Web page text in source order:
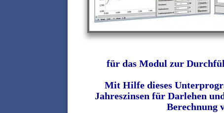
für das Modul zur
Mit Hilfe dieses
Jahreszinsen für Darlehen
Berechnung